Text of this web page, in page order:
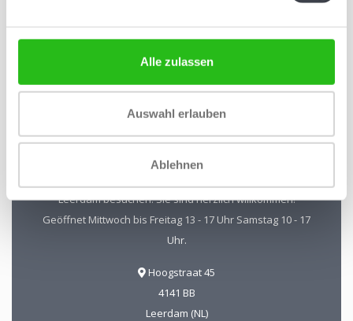
Alle zulassen
Auswahl erlauben
Ablehnen
Kristal-Glas ist der Online-Shop für Glaskunst und Kristall
Leerdam besuchen. Sie sind herzlich willkommen!
Geöffnet Mittwoch bis Freitag 13 - 17 Uhr Samstag 10 - 17
Uhr.
Hoogstraat 45
4141 BB
Leerdam (NL)